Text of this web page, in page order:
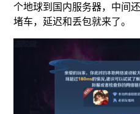
个地球到国内服务器，中间
堵车，延迟和丢包就来了。